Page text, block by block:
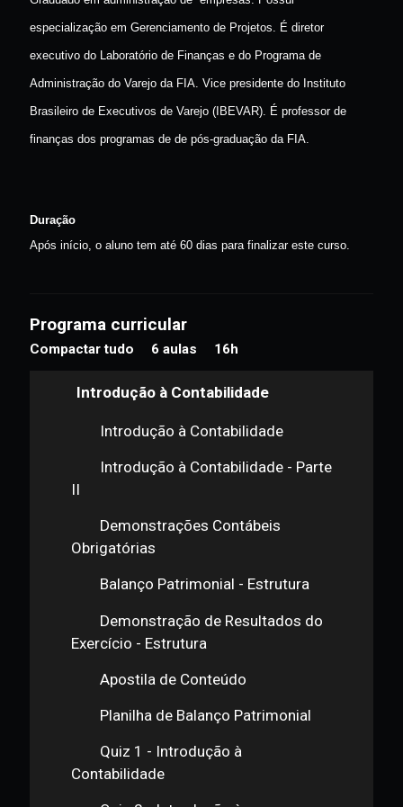
Prof. Carlos Eduardo Furlanetti
Doutor em Administração, Mestre em Ciências Contábeis.
Graduado em administração de empresas. Possui
especialização em Gerenciamento de Projetos. É diretor
Após início, o aluno tem até 60 dias para finalizar este curso.
Programa curricular
Compactar tudo 6 aulas 16h
Introdução à Contabilidade
Introdução à Contabilidade
Introdução à Contabilidade - Parte
Demonstrações Contábeis
Obrigatórias
Balanço Patrimonial - Estrutura
Demonstração de Resultados do
Exercício - Estrutura
Apostila de Conteúdo